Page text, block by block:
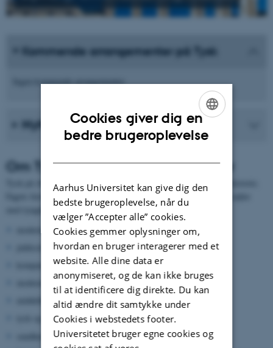
Kommende arrangementer på Tysk
Ingen kommende arrangementer.
Nyheder fra instituttet
Om Tysk Sprog, Litteratur og Kultur
Tysk på AU rummer fokusområderne sprog, litteratur, kultur og historie.
Fagets forskere har deres særlige ekspertiser inden for disse fire søjler
med tyngdepunkter inden for følgende områder:
moderne grammatik
komparativ germansk lingvistik
moderne litteratur og filosofi
middelhøjtysk litteratur
tysk og nederlandsk religiøs litteratur i det 15. århundrede
sundhedskultur og Lebensreform
ENGLISH
Cookies giver dig en
bedre brugeroplevelse
Aarhus Universitet kan give dig den
bedste brugeroplevelse, når du
vælger ”Accepter alle” cookies.
Cookies gemmer oplysninger om,
hvordan en bruger interagerer med et
website. Alle dine data er
anonymiseret, og de kan ikke bruges
til at identificere dig direkte. Du kan
altid ændre dit samtykke under
Cookies i webstedets footer.
Universitetet bruger egne cookies og